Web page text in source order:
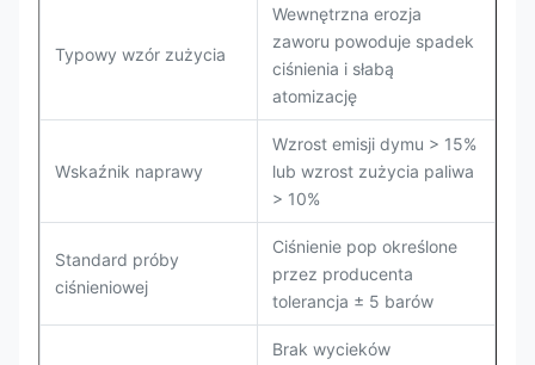
Typowy wzór zużycia
Wewnętrzna erozja
zaworu powoduje spadek
ciśnienia i słabą
atomizację
Wskaźnik naprawy
Wzrost emisji dymu > 15%
lub wzrost zużycia paliwa
> 10%
Standard próby
ciśnieniowej
Ciśnienie pop określone
przez producenta
tolerancja ± 5 barów
Brak wycieków